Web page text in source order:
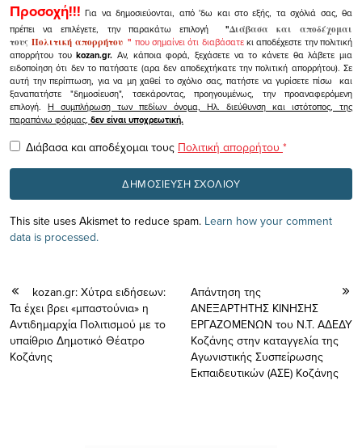
Προσοχή!!! Για να δημοσιεύονται, από 'δω και στο εξής, τα σχόλιά σας, θα
πρέπει να επιλέγετε, την παρακάτω επιλογή
"Διάβασα και αποδέχομαι
τουςΠολιτική απορρήτου" που σημαίνει ότι διαβάσατεκι αποδέχεστε την πολιτική
απορρήτου τουkozan.gr. Αν, κάποια φορά, ξεχάσετε να το κάνετε θα λάβετε μια
ειδοποίηση ότι δεν το πατήσατε (αρα δεν αποδεχτήκατε την πολιτική απορρήτου). Σε
αυτή την περίπτωση, για να μη χαθεί το σχόλιο σας, πατήστε να γυρίσετε πίσω και
ξαναπατήστε "δημοσίευση", τσεκάροντας, προηγουμένως, την προαναφερόμενη
επιλογή.Η συμπλήρωση των πεδίων όνομα, Ηλ. διεύθυνση και ιστότοπος, της
παραπάνω φόρμας, δεν είναι υποχρεωτική.
Διάβασα και αποδέχομαι τους Πολιτική απορρήτου *
This site uses Akismet to reduce spam. Learn how your comment
data is processed.
kozan.gr: Χύτρα ειδήσεων:
Τα έχει βρει «μπαστούνια» η
Αντιδημαρχία Πολιτισμού με το
υπαίθριο Δημοτικό Θέατρο
Κοζάνης
Απάντηση της
ΑΝΕΞΑΡΤΗΤΗΣ ΚΙΝΗΣΗΣ
ΕΡΓΑΖΟΜΕΝΩΝ του Ν.Τ. ΑΔΕΔΥ
Κοζάνης στην καταγγελία της
Αγωνιστικής Συσπείρωσης
Εκπαιδευτικών (ΑΣΕ) Κοζάνης